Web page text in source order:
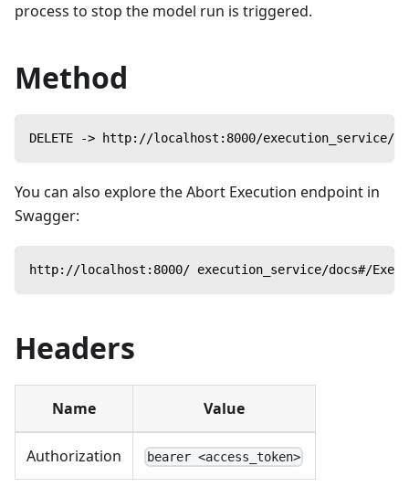
process to stop the model run is triggered.
Method
DELETE -> http://localhost:8000/execution_service/
You can also explore the Abort Execution endpoint in
Swagger:
http://localhost:8000/ execution_service/docs#/
Headers
Name Value
Authorization bearer <access_token>